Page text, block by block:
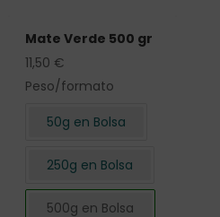
Mate Verde 500 gr
11,50 €
Peso/formato
50g en Bolsa
250g en Bolsa
500g en Bolsa